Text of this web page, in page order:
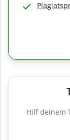
Hilf deinem